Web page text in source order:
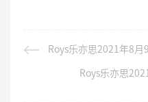
Roys乐亦思2021年8月
Roys乐亦思